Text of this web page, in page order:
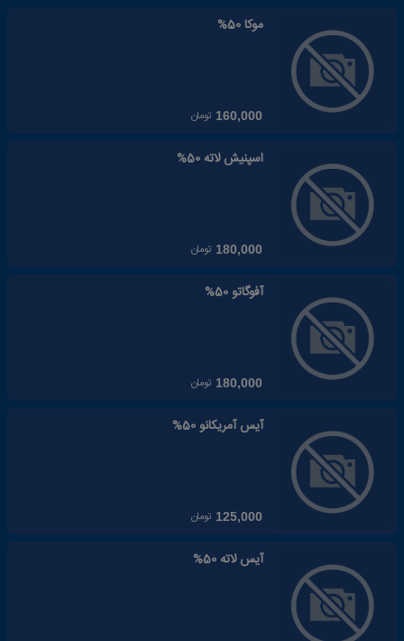
موکا 50%
160,000 تومان
اسپنیش لاته 50%
180,000 تومان
آفوگاتو 50%
180,000 تومان
آیس آمریکانو 50%
125,000 تومان
آیس لاته 50%